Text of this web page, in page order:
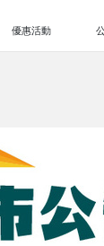
優惠活動